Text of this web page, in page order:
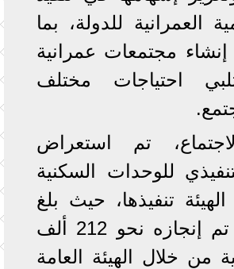
العمرانية للدولة، بما
مجتمعات عمرانية
احتياجات مختلف
تم استعراض
للوحدات السكنية
تنفيذها، حيث بلغ
إجمالي ما تم إنجازه نحو 212 ألف
من خلال الهيئة العامة